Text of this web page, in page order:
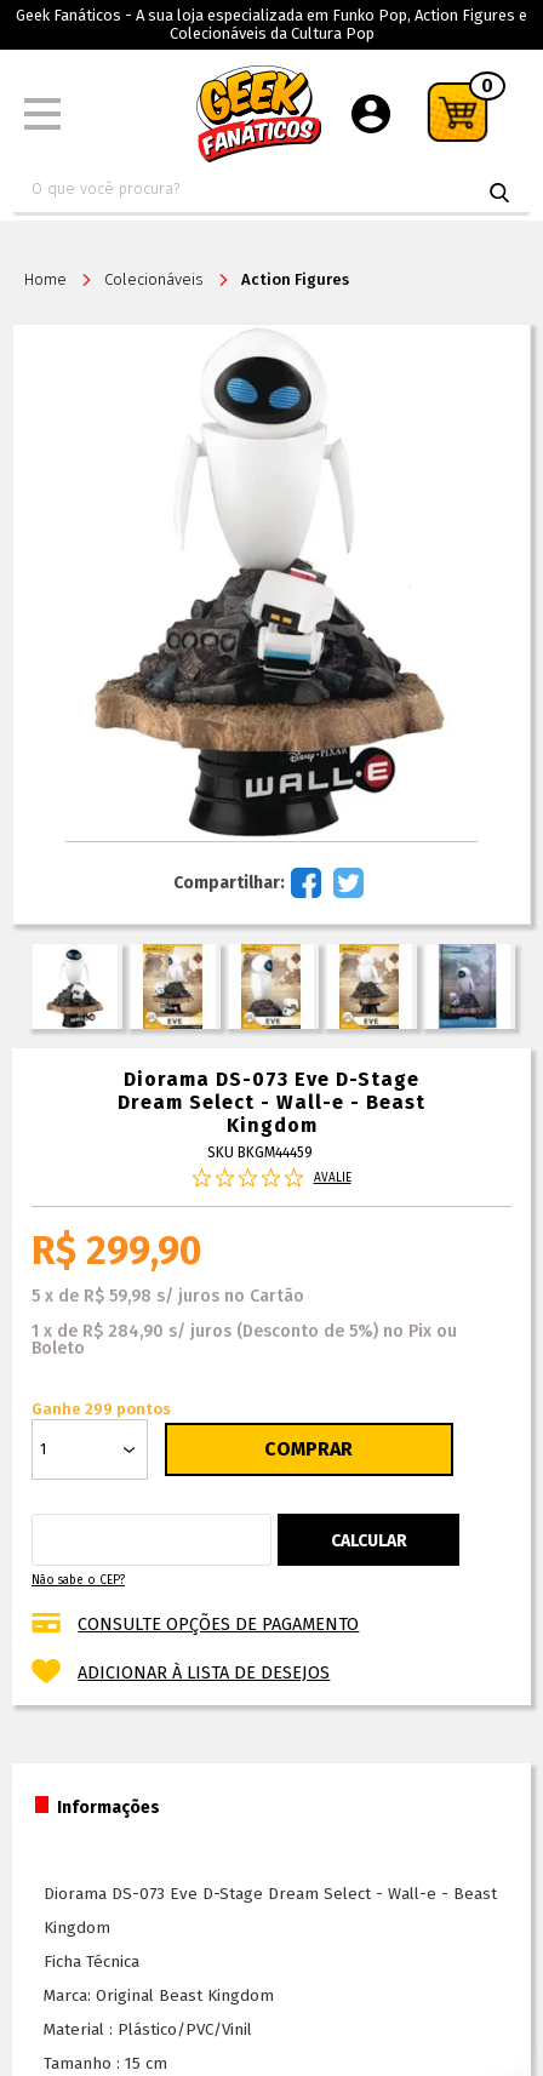
Geek Fanáticos - A sua loja especializada em Funko Pop, Action Figures e
Colecionáveis da Cultura Pop
0
Home Colecionáveis Action Figures
Compartilhar:
Diorama DS-073 Eve D-Stage
Dream Select - Wall-e - Beast
Kingdom
SKU BKGM44459
AVALIE
R$ 299,90
5 x de R$ 59,98 s/ juros no Cartão
1 x de R$ 284,90 s/ juros (Desconto de 5%) no Pix ou
Boleto
Ganhe 299 pontos
Não sabe o CEP?
CONSULTE OPÇÕES DE PAGAMENTO
ADICIONAR À LISTA DE DESEJOS
Informações
Diorama DS-073 Eve D-Stage Dream Select - Wall-e - Beast
Kingdom
Ficha Técnica
Marca: Original Beast Kingdom
Material : Plástico/PVC/Vinil
Tamanho : 15 cm